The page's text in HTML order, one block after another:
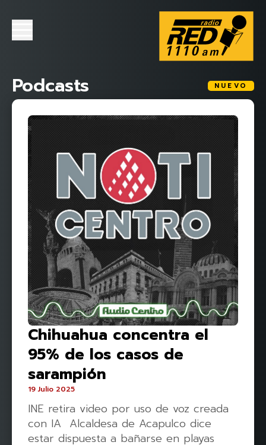
Podcasts NUEVO
Chihuahua concentra el
95% de los casos de
sarampión
19 Julio 2025
INE retira video por uso de voz creada
con IA Alcaldesa de Acapulco dice
estar dispuesta a bañarse en playas